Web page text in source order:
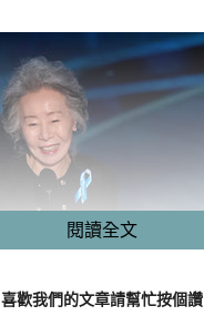
閱讀全文
喜歡我們的文章請幫忙按個讚